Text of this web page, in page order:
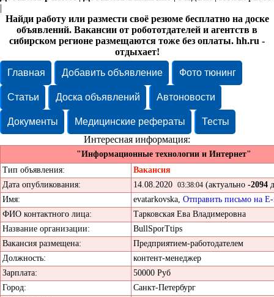
|
Найди работу или размести своё резюме бесплатно на доске
объявлений. Вакансии от робототдателей и агентств в
сибирском регионе размещаются тоже без оплаты. hh.ru -
отдыхает!
Главная
Добавить объявление Фото тюнинг
Статьи Доска объявлений Автоновости
Документы Медицинские рефераты
Тесты
Интересная информация:
"Информационные технологии и Интернет"
Тип объявления:
Вакансия
Дата опубликования:
14.08.2020 03:38:04 (актуально -2094
Имя:
evatarkovska, Отправить письмо на
ФИО контактного лица:
Тарковская Ева Владимеровна
Название организации:
BullSporTtips
Вакансия размещена:
Предприятием-работодателем
Должность:
контент-менеджер
Зарплата:
50000 Руб
Город:
Санкт-Петербург